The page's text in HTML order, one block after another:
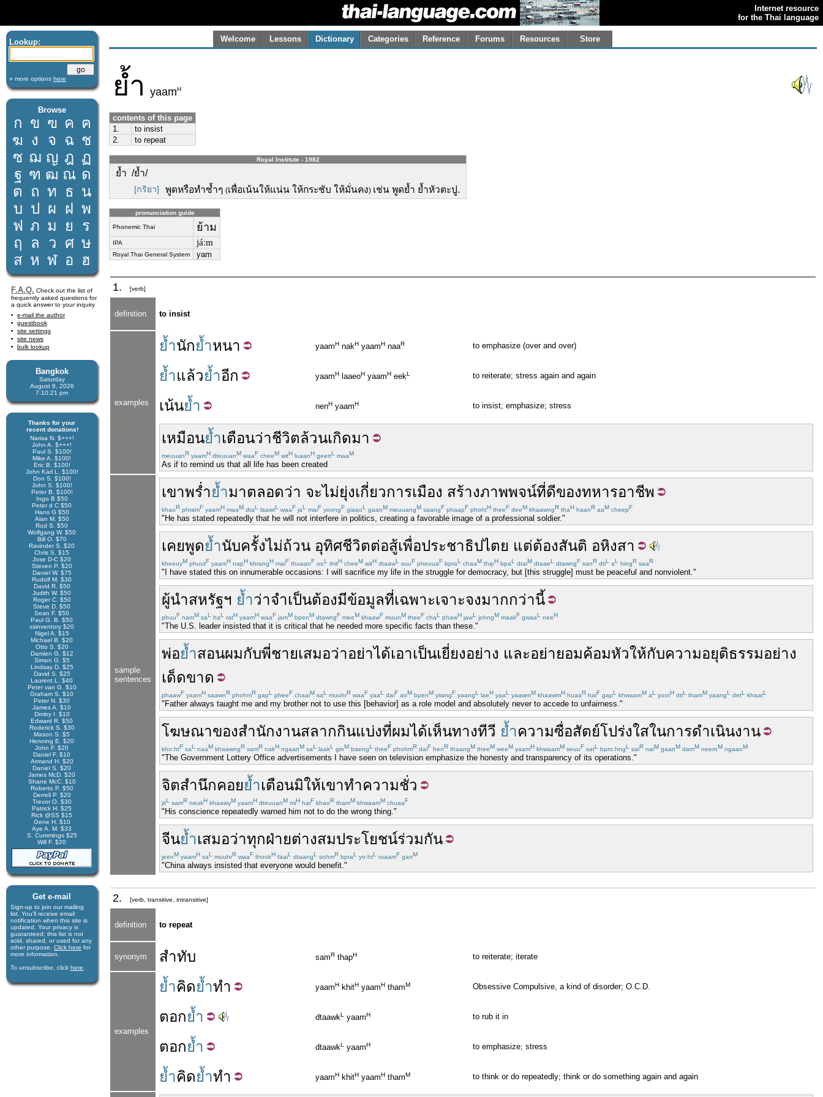
Internet resource
for the Thai language
Lookup:
» more options here
Browse
ก ข ฃ ค ฅ
ฆ ง จ ฉ ช
ซ ฌ ญ ฎ ฏ
ฐ ฑ ฒ ณ ด
ต ถ ท ธ น
บ ป ผ ฝ พ
ฟ ภ ม ย
ร
ฤ
ล ว ศ ษ
ส ห ฬ อ ฮ
F.A.Q. Check out the list of
frequently asked questions for
a quick answer to your inquiry
e-mail the author
guestbook
site settings
site news
bulk lookup
Bangkok
Saturday
August 8, 2026
7:10:22 pm
Thanks for your
recent donations!
Narisa N. $+++!
John A. $+++!
Paul S. $100!
Mike A. $100!
Eric B. $100!
John Karl L. $100!
Don S. $100!
John S. $100!
Peter B. $100!
Ingo B $50
Peter d C $50
Hans G $50
Alan M. $50
Rod S. $50
Wolfgang W. $50
Bill O. $70
Ravinder S. $20
Chris S. $15
Jose D-C $20
Steven P. $20
Daniel W. $75
Rudolf M. $30
David R. $50
Judith W. $50
Roger C. $50
Steve D. $50
Sean F. $50
Paul G. B. $50
xsinventory $20
Nigel A. $15
Michael B. $20
Otto S. $20
Damien G. $12
Simon G. $5
Lindsay D. $25
David S. $25
Laurent L. $40
Peter van G. $10
Graham S. $10
Peter N. $30
James A. $10
Dmitry I. $10
Edward R. $50
Roderick S. $30
Mason S. $5
Henning E. $20
John F. $20
Daniel F. $10
Armand H. $20
Daniel S. $20
James McD. $20
Shane McC. $10
Roberto P. $50
Derrell P. $20
Trevor O. $30
Patrick H. $25
Rick @SS $15
Gene H. $10
Aye A. M. $33
S. Cummings $25
Will F. $20
Get e-mail
Sign-up to join our mail­ing
list. You'll receive e­mail
notification when this site is
updated. Your privacy is
guaran­teed; this list is not
sold, shared, or used for any
other purpose. Click here for
more infor­mation.
To unsubscribe, click here
Welcome Lessons Dictionary Categories Reference Forums Resources Store
ย้ำ yaamH
contents of this page
1.
to insist
2.
to repeat
Royal Institute - 1982
ย้ำ /ย้ำ/
[กริยา] พูดหรือทำซ้ำๆ (เพื่อเน้นให้แน่น ให้กระชับ ให้มั่นคง) เช่น พูดย้ำ ย้ำหัวตะปู.
pronunciation guide
Phonemic Thai ย้าม
IPA jáːm
Royal Thai General System yam
1. [verb]
definition to insist
examples
ย้ำนักย้ำหนา yaamH nakH yaamH naaR to emphasize (over and over)
ย้ำแล้วย้ำอีก yaamH laaeoH yaamH eekL to reiterate; stress again and again
เน้นย้ำ nenH yaamH to insist; emphasize; stress
เหมือนย้ำเตือนว่าชีวิตล้วนเกิดมา
meuuanR yaamH dteuuanM waaF cheeM witH luaanH geertL maaM
As if to remind us that all life has been created
sample
sentences
เขาพร่ำย้ำมาตลอดว่า จะไม่ยุ่งเกี่ยวการเมือง สร้างภาพพจน์ที่ดีของทหารอาชีพ
khaoR phramF yaamH maaM dtaL laawtL waaF jaL maiF yoongF giaaoL gaanM meuuangM saangF phaapF phohtH theeF deeM khaawngR thaH haanR aaM cheepF
"He has stated repeatedly that he will not interfere in politics, creating a favorable image of a professional soldier."
เคยพูดย้ำนับครั้งไม่ถ้วน อุทิศชีวิตต่อสู้เพื่อประชาธิปไตย แต่ต้องสันติ อหิงสา
kheeuyM phuutF yaamH napH khrangH maiF thuaanF ooL thitH cheeM witH dtaawL suuF pheuuaF bpraL chaaM thipH bpaL dtaiM dtaaeL dtawngF sanR dtiL aL hingR saaR
"I have stated this on innumerable occasions: I will sacrifice my life in the struggle for democracy, but [this struggle] must be peaceful and nonviolent."
ผู้นำสหรัฐฯ ย้ำว่าจำเป็นต้องมีข้อมูลที่เฉพาะเจาะจงมากกว่านี้
phuuF namM saL haL ratH yaamH waaF jamM bpenM dtawngF meeM khaawF muunM theeF chaL phawH jawL johngM maakF gwaaL neeH
"The U.S. leader insisted that it is critical that he needed more specific facts than these."
พ่อย้ำสอนผมกับพี่ชายเสมอว่าอย่าได้เอาเป็นเยี่ยงอย่าง และอย่ายอมค้อมหัวให้กับความอยุติธรรมอย่าง
เด็ดขาด
phaawF yaamH saawnR phohmR gapL pheeF chaaiM saL muuhrR waaF yaaL daiF aoM bpenM yiiangF yaangL laeH yaaL yaawmM khaawmH huaaR haiF gapL khwaamM aL yootH dtiL thamM yaangL detL khaatL
"Father always taught me and my brother not to use this [behavior] as a role model and absolutely never to accede to unfairness."
โฆษณาของสำนักงานสลากกินแบ่งที่ผมได้เห็นทางทีวี ย้ำความซื่อสัตย์โปร่งใสในการดำเนินงาน
kho:htF saL naaM khaawngR samR nakH ngaanM saL laakL ginM baengL theeF phohmR daiF henR thaangM theeM weeM yaamH khwaamM seuuF satL bpro:hngL saiR naiM gaanM damM neernM ngaanM
"The Government Lottery Office advertisements I have seen on television emphasize the honesty and transparency of its operations."
จิตสำนึกคอยย้ำเตือนมิให้เขาทำความชั่ว
jitL samR neukH khaawyM yaamH dteuuanM miH haiF khaoR thamM khwaamM chuaaF
"His conscience repeatedly warned him not to do the wrong thing."
จีนย้ำเสมอว่าทุกฝ่ายต่างสมประโยชน์ร่วมกัน
jeenM yaamH saL muuhrR waaF thookH faaiL dtaangL sohmR bpraL yo:htL ruaamF ganM
"China always insisted that everyone would benefit."
2. [verb, transitive, intransitive]
definition to repeat
synonym สำทับ samR thapH to reiterate; iterate
examples
ย้ำคิดย้ำทำ yaamH khitH yaamH thamM Obsessive Compulsive, a kind of disorder; O.C.D.
ตอกย้ำ dtaawkL yaamH to rub it in
ตอกย้ำ dtaawkL yaamH to emphasize; stress
ย้ำคิดย้ำทำ yaamH khitH yaamH thamM to think or do repeatedly; think or do something again and again